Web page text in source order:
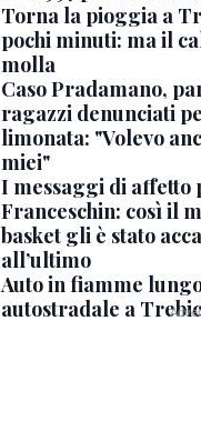
Torna la pioggia a
pochi minuti: ma il
molla
Caso Pradamano,
ragazzi denunciati
limonata: "Volevo
miei"
I messaggi di affetto
Franceschin: così il
basket gli è stato
all’ultimo
Auto in fiamme
autostradale a